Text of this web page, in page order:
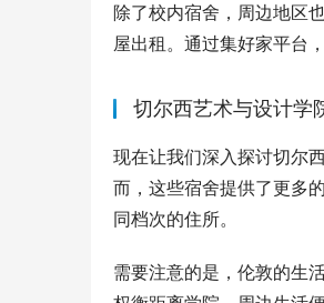
除了校内宿舍，周边地区
屋出租。通过集好家平台
切尔西艺术与设计学
现在让我们深入探讨切尔
而，这些宿舍提供了更多
同档次的住所。
需要注意的是，伦敦的生